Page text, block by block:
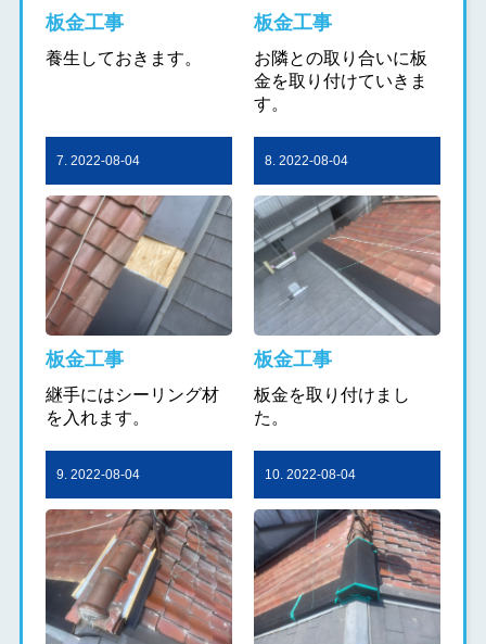
板金工事
養生しておきます。
板金工事
お隣との取り合いに板
金を取り付けていきま
す。
7. 2022-08-04
板金工事
継手にはシーリング材
を入れます。
8. 2022-08-04
板金工事
板金を取り付けまし
た。
9. 2022-08-04 10. 2022-08-04